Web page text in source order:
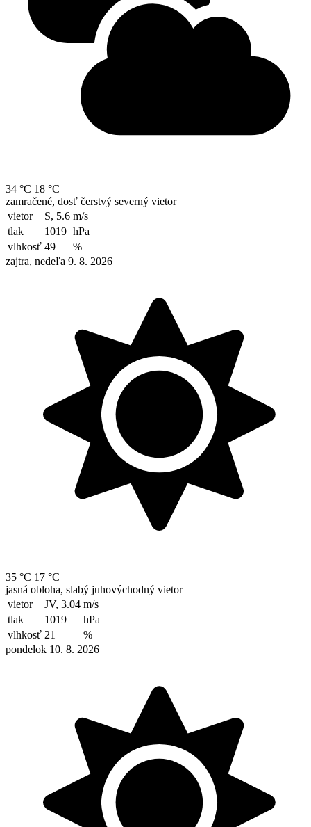
34 °C 18 °C
zamračené, dosť čerstvý severný vietor
vietor
S, 5.6 m/s
tlak
1019 hPa
vlhkosť 49
%
zajtra, nedeľa 9. 8. 2026
35 °C 17 °C
jasná obloha, slabý juhovýchodný vietor
vietor
JV, 3.04 m/s
tlak
1019
hPa
vlhkosť 21
%
pondelok 10. 8. 2026